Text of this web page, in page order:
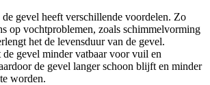
gevel heeft verschillende voordelen. Zo
op vochtproblemen, zoals schimmelvorming
het de levensduur van de gevel.
gevel minder vatbaar voor vuil en
de gevel langer schoon blijft en minder
worden.